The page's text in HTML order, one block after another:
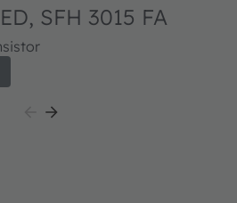
SFH 3015 FA